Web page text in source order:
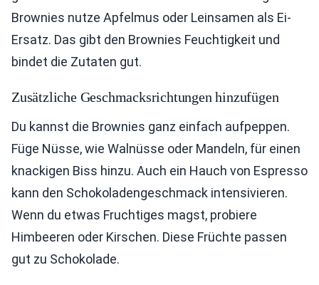
Brownies nutze Apfelmus oder Leinsamen als Ei-
Ersatz. Das gibt den Brownies Feuchtigkeit und
bindet die Zutaten gut.
Zusätzliche Geschmacksrichtungen hinzufügen
Du kannst die Brownies ganz einfach aufpeppen.
Füge Nüsse, wie Walnüsse oder Mandeln, für einen
knackigen Biss hinzu. Auch ein Hauch von Espresso
kann den Schokoladengeschmack intensivieren.
Wenn du etwas Fruchtiges magst, probiere
Himbeeren oder Kirschen. Diese Früchte passen
gut zu Schokolade.